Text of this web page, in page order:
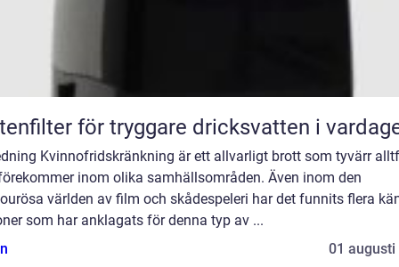
för tryggare dricksvatten i
Kvinnofridskränkning är ett allvarligt brott som tyvärr
inom olika samhällsområden. Även inom den
världen av film och skådespeleri har det funnits flera
som har anklagats för denna typ av ...
01 augusti